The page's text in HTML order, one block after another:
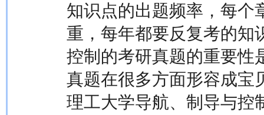
知识点的出题频率，每个
重，每年都要反复考的知
控制的考研真题的重要性
真题在很多方面形容成宝
理工大学导航、制导与控